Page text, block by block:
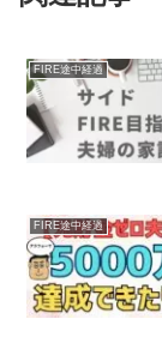
FIRE途中経過
FIRE途中経過